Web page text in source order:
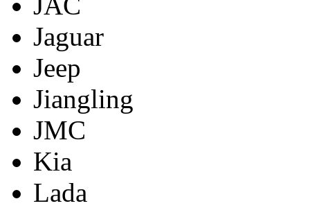
Jaguar
Jeep
Jiangling
JMC
Kia
Lada